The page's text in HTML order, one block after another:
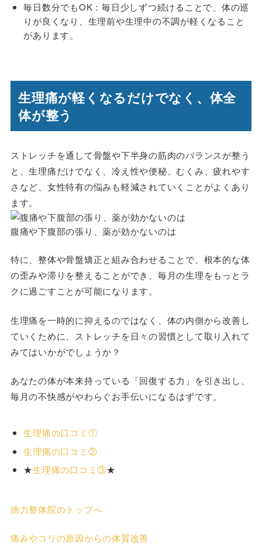
毎日数分でもOK：毎日少しずつ続けることで、体の巡
りが良くなり、生理前や生理中の不調が軽くなること
があります。
生理痛が軽くなるだけでなく、体全
体が整う
ストレッチを通して骨盤や下半身の筋肉のバランスが整う
と、生理痛だけでなく、冷え性や便秘、むくみ、疲れやす
さなど、女性特有の悩みも軽減されていくことがよくあり
ます。
腹痛や下腹部の張り、薬が効かないのは
特に、整体や骨盤矯正と組み合わせることで、根本的な体
の歪みや滞りを整えることができ、毎月の生理をもっとラ
クに過ごすことが可能になります。
生理痛を一時的に抑えるのではなく、体の内側から改善し
ていくために、ストレッチを日々の習慣として取り入れて
みてはいかがでしょうか？
あなたの体が本来持っている「回復する力」を引き出し、
毎月の不快感がやわらぐお手伝いになるはずです。
生理痛の口コミ①
生理痛の口コミ②
★生理痛の口コミ③★
徳力整体院のトップへ
痛みやコリの原因からの体質改善